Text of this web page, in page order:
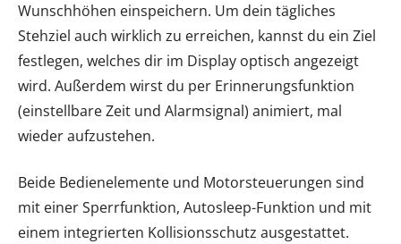
Wunschhöhen einspeichern. Um dein tägliches
Stehziel auch wirklich zu erreichen, kannst du ein Ziel
festlegen, welches dir im Display optisch angezeigt
wird. Außerdem wirst du per Erinnerungsfunktion
(einstellbare Zeit und Alarmsignal) animiert, mal
wieder aufzustehen.
Beide Bedienelemente und Motorsteuerungen sind
mit einer Sperrfunktion, Autosleep-Funktion und mit
einem integrierten Kollisionsschutz ausgestattet.